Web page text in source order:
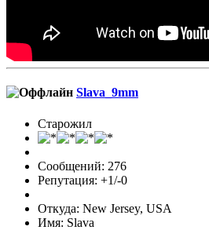
Slava_9mm
Старожил
Сообщений: 276
Репутация: +1/-0
Откуда: New Jersey, USA
Имя: Slava